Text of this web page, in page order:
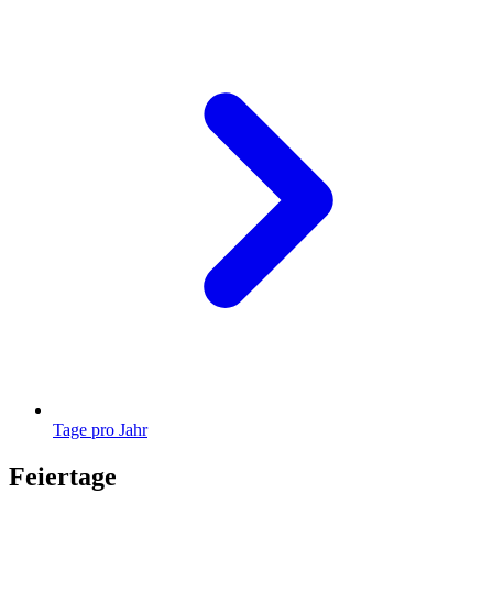
Tage pro Jahr
Feiertage